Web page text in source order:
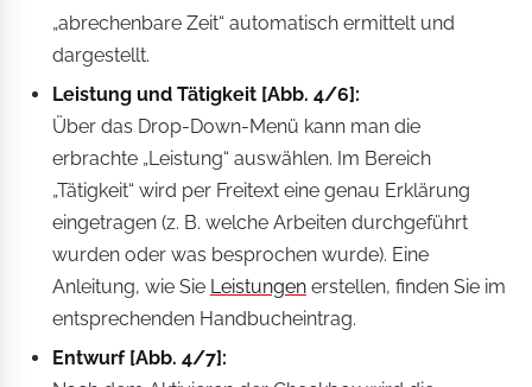
„abrechenbare Zeit“ automatisch ermittelt und
dargestellt.
Leistung und Tätigkeit [Abb. 4/6]:
Über das Drop-Down-Menü kann man die
erbrachte „Leistung“ auswählen. Im Bereich
„Tätigkeit“ wird per Freitext eine genau Erklärung
eingetragen (z. B. welche Arbeiten durchgeführt
wurden oder was besprochen wurde). Eine
Anleitung, wie Sie Leistungen erstellen, finden Sie im
entsprechenden Handbucheintrag.
Entwurf [Abb. 4/7]: